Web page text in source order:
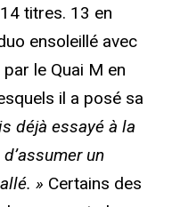
titres. 13 en
ensoleillé avec
le Quai M en
il a posé sa
déjà essayé à la
un
» Certains des